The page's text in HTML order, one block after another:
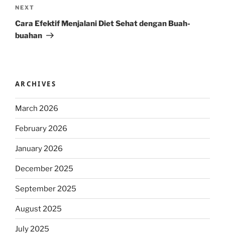
Next
Post
NEXT
Cara Efektif Menjalani Diet Sehat dengan Buah-
buahan
ARCHIVES
March 2026
February 2026
January 2026
December 2025
September 2025
August 2025
July 2025